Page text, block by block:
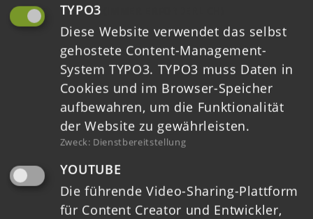
Impressum
Barrierefreiheit
TYPO3
Diese Website verwendet das selbst
gehostete Content-Management-
System TYPO3. TYPO3 muss Daten in
Cookies und im Browser-Speicher
aufbewahren, um die Funktionalität
der Website zu gewährleisten.
Zweck: Dienstbereitstellung
YOUTUBE
Die führende Video-Sharing-Plattform
für Content Creator und Entwickler,